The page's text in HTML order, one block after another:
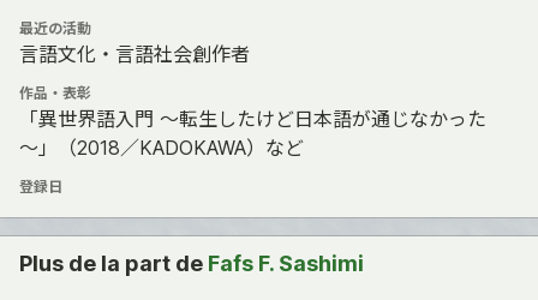
最近の活動
言語文化・言語社会創作者
作品・表彰
「異世界語入門 ～転生したけど日本語が通じなかった
～」（2018／KADOKAWA）など
登録日
Plus de la part de Fafs F. Sashimi